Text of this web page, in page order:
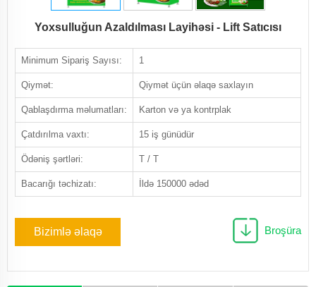
Yoxsulluğun Azaldılması Layihəsi - Lift Satıcısı
Minimum Sipariş Sayısı: 1
Qiymət: Qiymət üçün əlaqə saxlayın
Qablaşdırma məlumatları: Karton və ya kontrplak
Çatdırılma vaxtı: 15 iş günüdür
Ödəniş şərtləri: T / T
Bacarığı təchizatı: İldə 150000 ədəd
Bizimlə əlaqə Broşüra